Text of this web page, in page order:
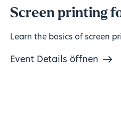
Screen printing
Learn the basics of screen
Event Details öffnen